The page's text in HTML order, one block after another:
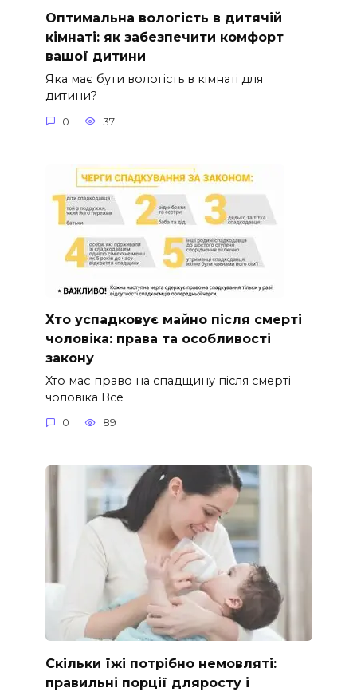
Оптимальна вологість в дитячій
кімнаті: як забезпечити комфорт
вашої дитини
Яка має бути вологість в кімнаті для
дитини?
0 37
Хто успадковує майно після смерті
чоловіка: права та особливості
закону
Хто має право на спадщину після смерті
чоловіка Все
0 89
Скільки їжі потрібно немовляті:
правильні порції дляросту і